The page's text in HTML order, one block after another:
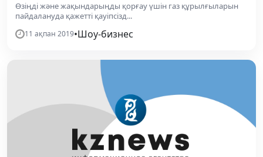
Өзіңді және жақындарыңды қорғау үшін газ құрылғыларын
пайдалануда қажетті қауіпсізд...
11 ақпан 2019•Шоу-бизнес